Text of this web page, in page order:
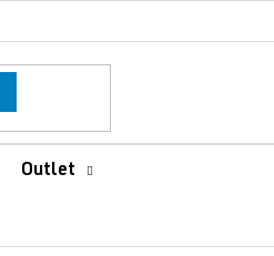
Outlet